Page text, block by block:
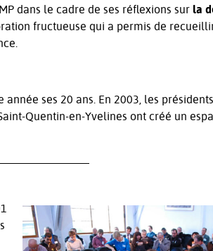
dans le cadre de ses réflexions sur la
fructueuse qui a permis de
ses 20 ans. En 2003, les
Quentin-en-Yvelines ont créé un